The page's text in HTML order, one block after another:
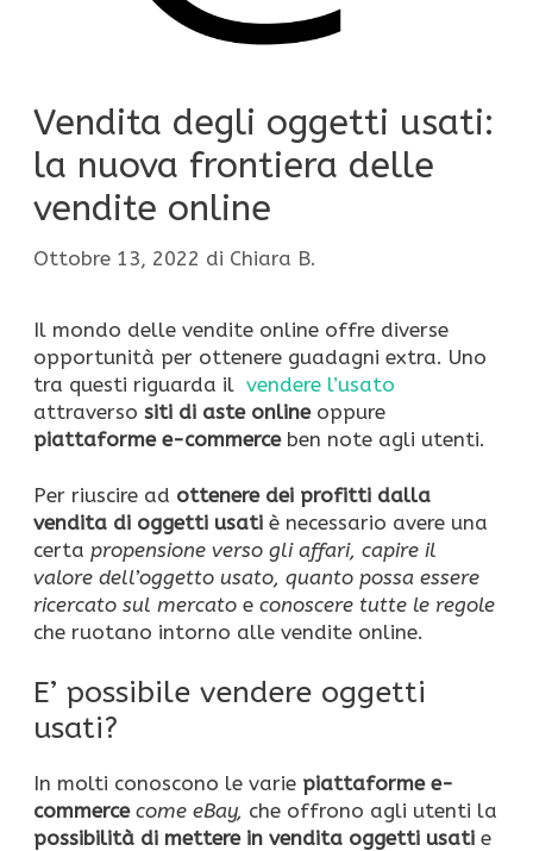
Vendita degli oggetti usati:
la nuova frontiera delle
vendite online
Ottobre 13, 2022 di Chiara B.
Il mondo delle vendite online offre diverse
opportunità per ottenere guadagni extra. Uno
tra questi riguarda il vendere l’usato
attraverso siti di aste onlineoppure
piattaforme e-commerceben note agli utenti.
Per riuscire ad ottenere dei profitti dalla
vendita di oggetti usati è necessario avere una
certa propensione verso gli affari, capire il
valore dell’oggetto usato, quanto possa essere
ricercato sul mercato e conoscere tutte le regole
che ruotano intorno alle vendite online.
E’ possibile vendere oggetti
usati?
In molti conoscono le varie piattaforme e-
commerce come eBay, che offrono agli utenti la
possibilità di mettere in vendita oggetti usati e